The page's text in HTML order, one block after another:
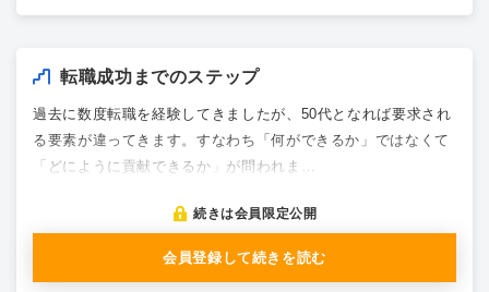
転職成功までのステップ
過去に数度転職を経験してきましたが、50代となれば要求され
る要素が違ってきます。すなわち「何ができるか」ではなくて
「どにように貢献できるか」が問われま…
続きは会員限定公開
会員登録して続きを読む